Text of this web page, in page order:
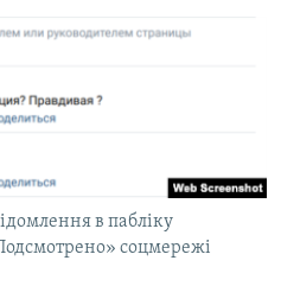
в пабліку
соцмережі